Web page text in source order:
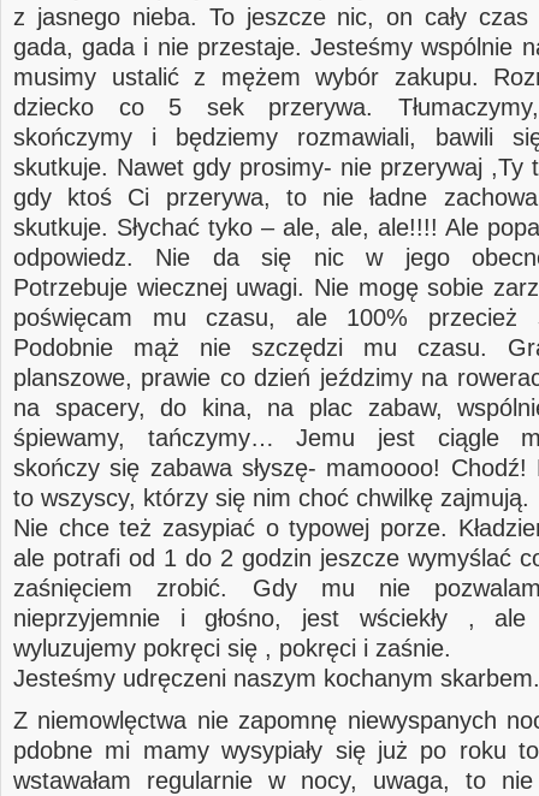
z jasnego nieba. To jeszcze nic, on cały czas
gada, gada i nie przestaje. Jesteśmy wspólnie
musimy ustalić z mężem wybór zakupu.
dziecko co 5 sek przerywa.
skończymy i będziemy rozmawiali, bawili
skutkuje. Nawet gdy prosimy- nie przerywaj ,Ty
gdy ktoś Ci przerywa, to nie ładne
skutkuje. Słychać tyko – ale, ale, ale!!!! Ale
odpowiedz. Nie da się nic w jego
Potrzebuje wiecznej uwagi. Nie mogę sobie
poświęcam mu czasu, ale 100%
Podobnie mąż nie szczędzi mu czasu.
planszowe, prawie co dzień jeździmy na
na spacery, do kina, na plac zabaw,
śpiewamy, tańczymy… Jemu jest ciągle
skończy się zabawa słyszę- mamoooo! Chodź!
to wszyscy, którzy się nim choć chwilkę zajmują.
Nie chce też zasypiać o typowej porze.
ale potrafi od 1 do 2 godzin jeszcze wymyślać
zaśnięciem zrobić. Gdy mu nie
nieprzyjemnie i głośno, jest wściekły ,
wyluzujemy pokręci się , pokręci i zaśnie.
Jesteśmy udręczeni naszym kochanym skarbem.
Z niemowlęctwa nie zapomnę niewyspanych
pdobne mi mamy wysypiały się już po roku
wstawałam regularnie w nocy, uwaga, to